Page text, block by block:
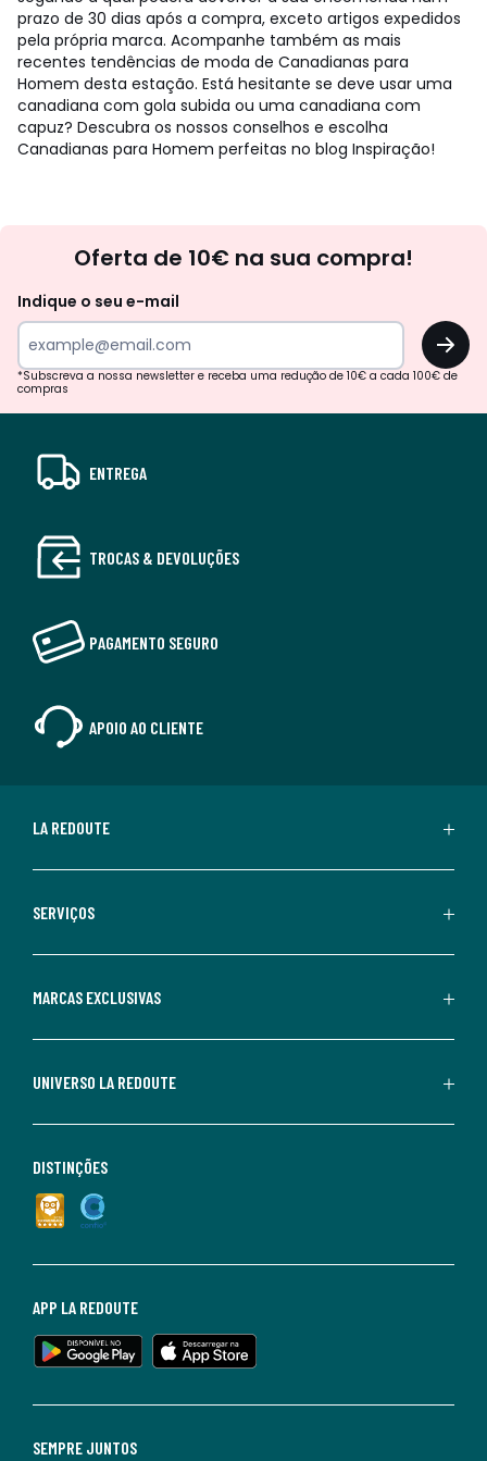
prazo de 30 dias após a compra, exceto artigos expedidos
pela própria marca. Acompanhe também as mais
recentes tendências de moda de Canadianas para
Homem desta estação. Está hesitante se deve usar uma
canadiana com gola subida ou uma canadiana com
capuz? Descubra os nossos conselhos e escolha
Canadianas para Homem perfeitas no blog Inspiração!
Oferta de 10€ na sua compra!
Indique o seu e-mail
OK
*Subscreva a nossa newsletter e receba uma redução de 10€ a cada 100€ de
compras
ENTREGA
TROCAS & DEVOLUÇÕES
PAGAMENTO SEGURO
APOIO AO CLIENTE
LA REDOUTE
SERVIÇOS
MARCAS EXCLUSIVAS
UNIVERSO LA REDOUTE
SEMPRE JUNTOS
APP LA REDOUTE
DISTINÇÕES